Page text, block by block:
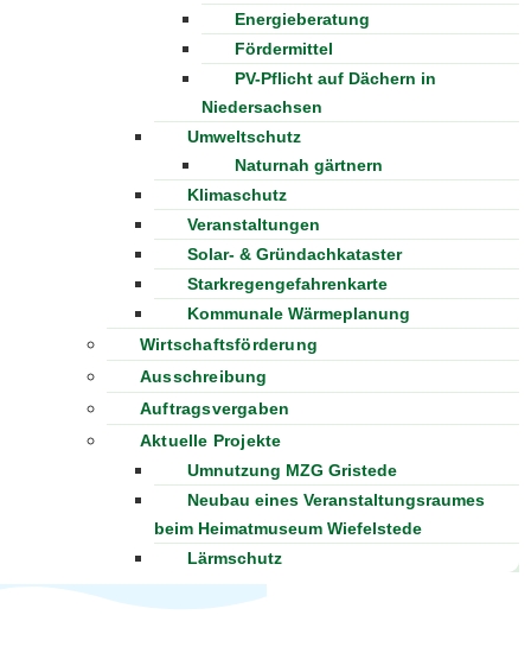
Energieberatung
Fördermittel
PV-Pflicht auf Dächern in
Niedersachsen
Umweltschutz
Naturnah gärtnern
Klimaschutz
Veranstaltungen
Solar- & Gründachkataster
Starkregengefahrenkarte
Kommunale Wärmeplanung
Wirtschaftsförderung
Ausschreibung
Auftragsvergaben
Aktuelle Projekte
Umnutzung MZG Gristede
Neubau eines Veranstaltungsraumes
beim Heimatmuseum Wiefelstede
Lärmschutz